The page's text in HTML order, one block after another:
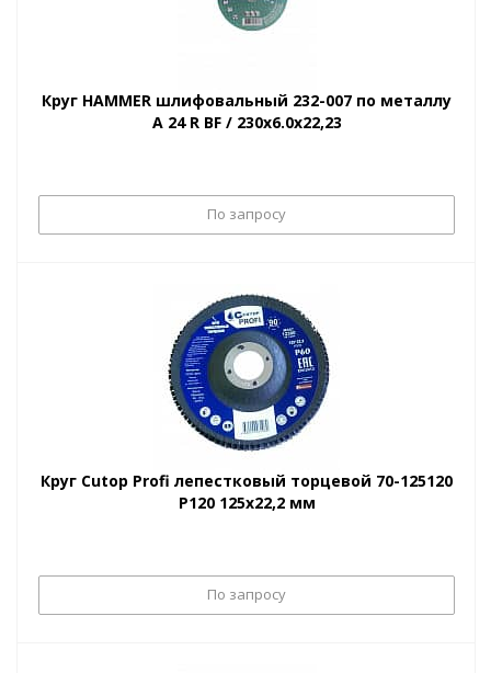
Круг HAMMER шлифовальный 232-007 по металлу
A 24 R BF / 230х6.0х22,23
По запросу
Круг Cutop Profi лепестковый торцевой 70-125120
P120 125х22,2 мм
По запросу